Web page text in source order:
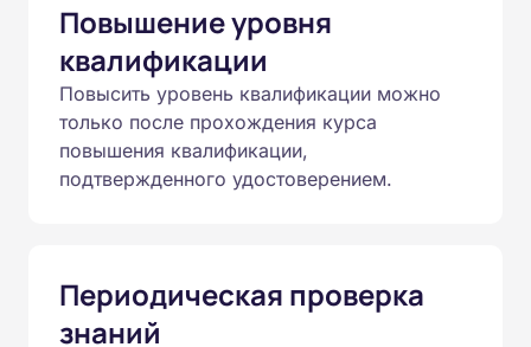
Повышение уровня
квалификации
Повысить уровень квалификации можно
только после прохождения курса
повышения квалификации,
подтвержденного удостоверением.
Периодическая проверка
знаний